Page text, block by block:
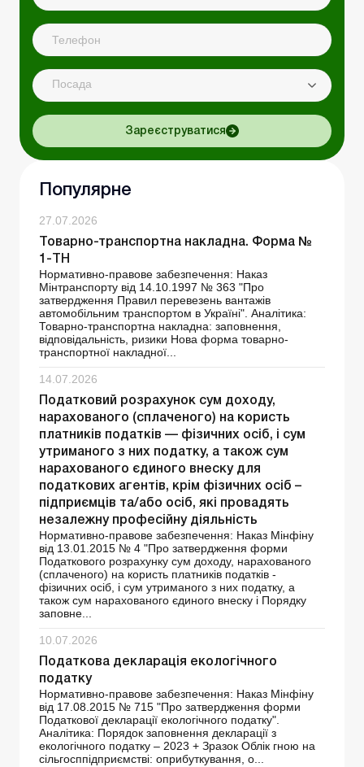
Посада
Зареєструватися
Популярне
27.07.2026
Товарно-транспортна накладна. Форма №
1-ТН
Нормативно-правове забезпечення: Наказ
Мінтранспорту від 14.10.1997 № 363 "Про
затвердження Правил перевезень вантажів
автомобільним транспортом в Україні". Аналітика:
Товарно-транспортна накладна: заповнення,
відповідальність, ризики Нова форма товарно-
транспортної накладної...
14.07.2026
Податковий розрахунок сум доходу,
нарахованого (сплаченого) на користь
платників податків — фізичних осіб, і сум
утриманого з них податку, а також сум
нарахованого єдиного внеску для
податкових агентів, крім фізичних осіб –
підприємців та/або осіб, які провадять
незалежну професійну діяльність
Нормативно-правове забезпечення: Наказ Мінфіну
від 13.01.2015 № 4 "Про затвердження форми
Податкового розрахунку сум доходу, нарахованого
(сплаченого) на користь платників податків -
фізичних осіб, і сум утриманого з них податку, а
також сум нарахованого єдиного внеску і Порядку
заповне...
10.07.2026
Податкова декларація екологічного
податку
Нормативно-правове забезпечення: Наказ Мінфіну
від 17.08.2015 № 715 "Про затвердження форми
Податкової декларації екологічного податку".
Аналітика: Порядок заповнення декларації з
екологічного податку – 2023 + Зразок Облік гною на
сільгосппідприємстві: оприбуткування, о...